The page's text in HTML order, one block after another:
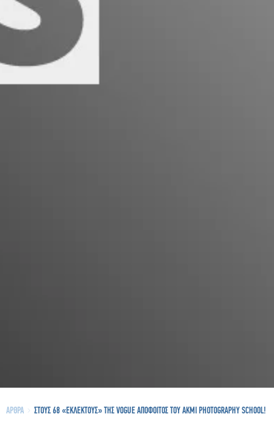
ΑΡΘΡΑ ΣΤΟΥΣ 68 «ΕΚΛΕΚΤΟΥΣ» ΤΗΣ VOGUE ΑΠΟΦΟΙΤΟΣ ΤΟΥ AKMI PHOTOGRAPHY SCHOOL!